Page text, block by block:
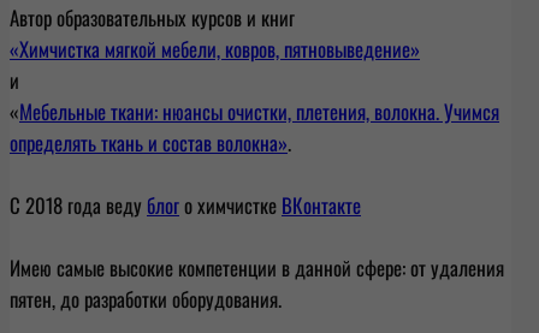
Автор образовательных курсов и книг
«Химчистка мягкой мебели, ковров, пятновыведение»
и
«Мебельные ткани: нюансы очистки, плетения, волокна. Учимся
определять ткань и состав волокна».
С 2018 года веду блого химчистке ВКонтакте
Имею самые высокие компетенции в данной сфере: от удаления
пятен, до разработки оборудования.